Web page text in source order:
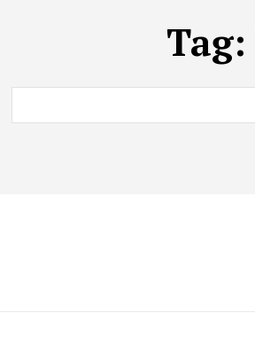
Tag: